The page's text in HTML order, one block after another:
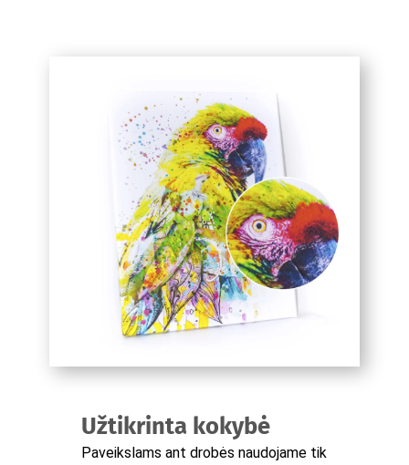
Užtikrinta kokybė
Paveikslams ant drobės naudojame tik